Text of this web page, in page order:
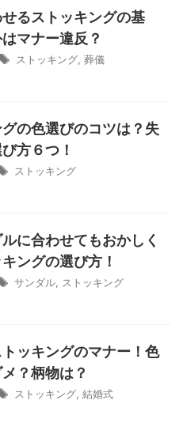
るストッキングの基
マナー違反？
ストッキング 葬儀
の色選びのコツは？失
方６つ！
ストッキング
に合わせてもおかしく
ングの選び方！
サンダル ストッキング
ッキングのマナー！色
？柄物は？
ストッキング 結婚式